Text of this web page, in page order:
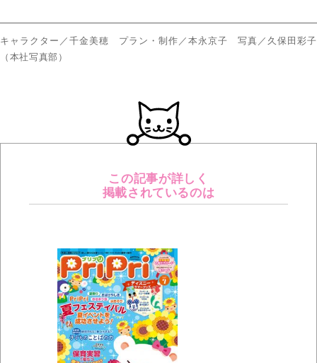
キャラクター／千金美穂 プラン・制作／本永京子 写真／久保田彩子
（本社写真部）
この記事が詳しく
掲載されているのは